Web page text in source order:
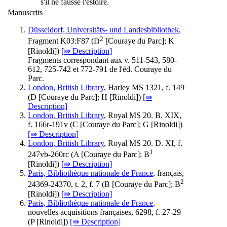
s'il ne fausse l'estoire.
Manuscrits
Düsseldorf, Universitäts- und Landesbibliothek,
Fragment K03:F87 (D2 [Couraye du Parc]; K
[Rinoldi]) [⇛ Description]
Fragments correspondant aux v. 511-543, 580-
612, 725-742 et 772-791 de l'éd. Couraye du
Parc.
London, British Library, Harley MS 1321, f. 149
(D [Couraye du Parc]; H [Rinoldi]) [⇛
Description]
London, British Library, Royal MS 20. B. XIX,
f. 166r-191v (C [Couraye du Parc]; G [Rinoldi])
[⇛ Description]
London, British Library, Royal MS 20. D. XI, f.
247vb-260rc (A [Couraye du Parc]; B1
[Rinoldi]) [⇛ Description]
Paris, Bibliothèque nationale de France, français,
24369-24370, t. 2, f. 7 (B [Couraye du Parc]; B2
[Rinoldi]) [⇛ Description]
Paris, Bibliothèque nationale de France,
nouvelles acquisitions françaises, 6298, f. 27-29
(P[Rinoldi]) [⇛ Description]